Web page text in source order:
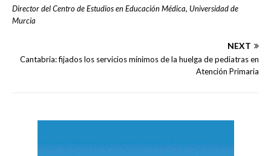
Director del Centro de Estudios en Educación Médica, Universidad de
Murcia
NEXT
Cantabria: fijados los servicios mínimos de la huelga de pediatras en
Atención Primaria